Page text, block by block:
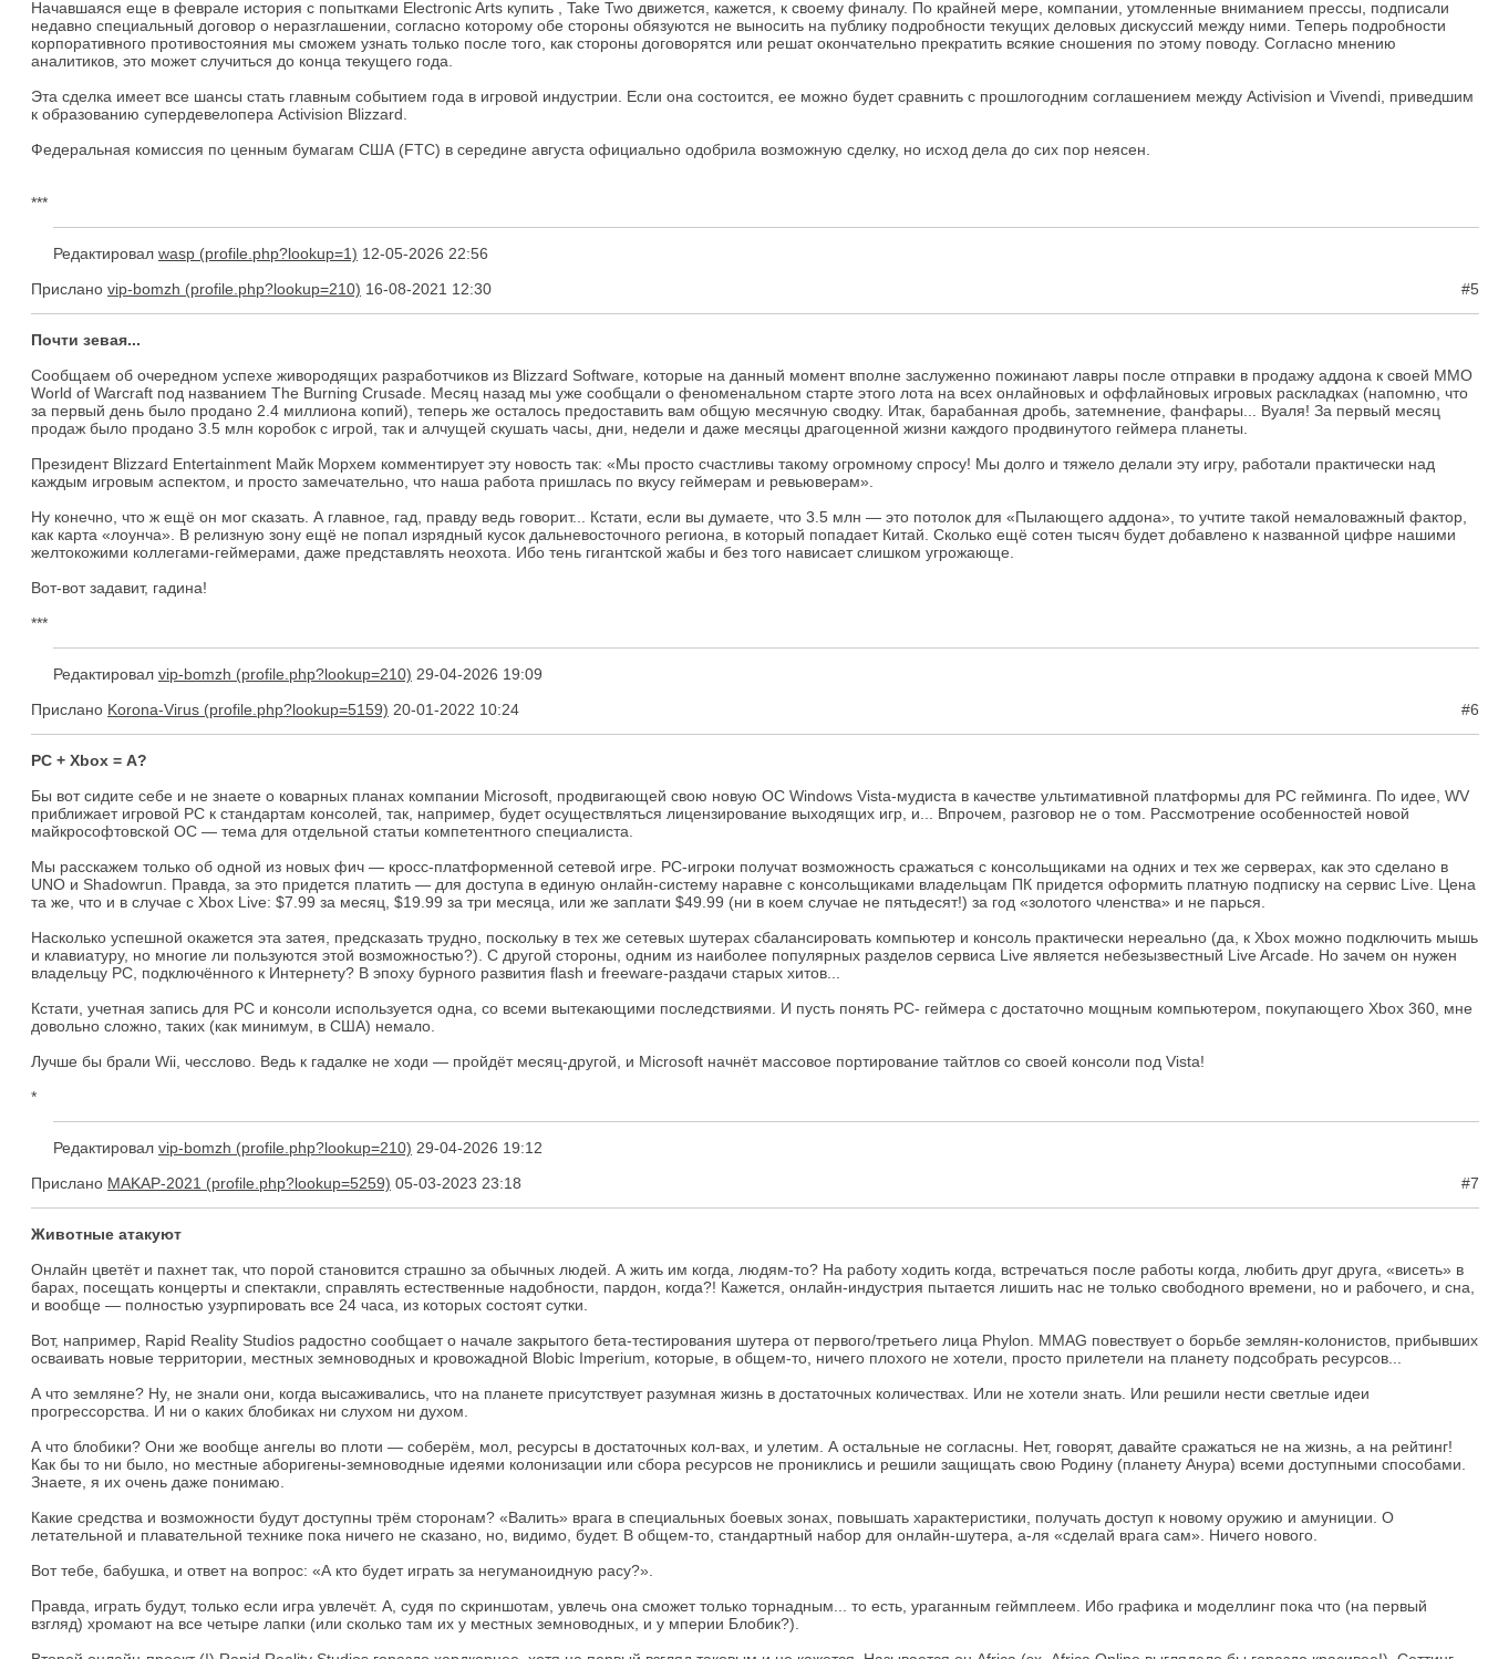
Начавшаяся еще в феврале история с попытками Electronic Arts купить , Take Two движется, кажется, к своему финалу. По крайней мере, компании, утомленные вниманием прессы, подписали
недавно специальный договор о неразглашении, согласно которому обе стороны обязуются не выносить на публику подробности текущих деловых дискуссий между ними. Теперь подробности
корпоративного противостояния мы сможем узнать только после того, как стороны договорятся или решат окончательно прекратить всякие сношения по этому поводу. Согласно мнению
аналитиков, это может случиться до конца текущего года.
Эта сделка имеет все шансы стать главным событием года в игровой индустрии. Если она состоится, ее можно будет сравнить с прошлогодним соглашением между Activision и Vivendi, приведшим
к образованию супердевелопера Activision Blizzard.
Федеральная комиссия по ценным бумагам США (FTC) в середине августа официально одобрила возможную сделку, но исход дела до сих пор неясен.
***
Редактировал wasp
12-05-2026 22:56
Прислано vip-bomzh 16-08-2021 12:30 #5
Почти зевая...
Сообщаем об очередном успехе живородящих разработчиков из Blizzard Software, которые на данный момент вполне заслуженно пожинают лавры после отправки в продажу аддона к своей ММО
World of Warcraft под названием The Burning Crusade. Месяц назад мы уже сообщали о феноменальном старте этого лота на всех онлайновых и оффлайновых игровых раскладках (напомню, что
за первый день было продано 2.4 миллиона копий), теперь же осталось предоставить вам общую месячную сводку. Итак, барабанная дробь, затемнение, фанфары... Вуаля! За первый месяц
продаж было продано 3.5 млн коробок с игрой, так и алчущей скушать часы, дни, недели и даже месяцы драгоценной жизни каждого продвинутого геймера планеты.
Президент Blizzard Entertainment Майк Морхем комментирует эту новость так: «Мы просто счастливы такому огромному спросу! Мы долго и тяжело делали эту игру, работали практически над
каждым игровым аспектом, и просто замечательно, что наша работа пришлась по вкусу геймерам и ревьюверам».
Ну конечно, что ж ещё он мог сказать. А главное, гад, правду ведь говорит... Кстати, если вы думаете, что 3.5 млн — это потолок для «Пылающего аддона», то учтите такой немаловажный фактор,
как карта «лоунча». В релизную зону ещё не попал изрядный кусок дальневосточного региона, в который попадает Китай. Сколько ещё сотен тысяч будет добавлено к названной цифре нашими
желтокожими коллегами-геймерами, даже представлять неохота. Ибо тень гигантской жабы и без того нависает слишком угрожающе.
Вот-вот задавит, гадина!
***
Редактировал vip-bomzh
29-04-2026 19:09
Прислано Korona-Virus 20-01-2022 10:24 #6
PC + Xbox = А?
Бы вот сидите себе и не знаете о коварных планах компании Microsoft, продвигающей свою новую ОС Windows Vista-мудиста в качестве ультимативной платформы для PC гейминга. По идее, WV
приближает игровой PC к стандартам консолей, так, например, будет осуществляться лицензирование выходящих игр, и... Впрочем, разговор не о том. Рассмотрение особенностей новой
майкрософтовской ОС — тема для отдельной статьи компетентного специалиста.
Мы расскажем только об одной из новых фич — кросс-платформенной сетевой игре. PC-игроки получат возможность сражаться с консольщиками на одних и тех же серверах, как это сделано в
UNO и Shadowrun. Правда, за это придется платить — для доступа в единую онлайн-систему наравне с консольщиками владельцам ПК придется оформить платную подписку на сервис Live. Цена
та же, что и в случае с Xbox Live: $7.99 за месяц, $19.99 за три месяца, или же заплати $49.99 (ни в коем случае не пятьдесят!) за год «золотого членства» и не парься.
Насколько успешной окажется эта затея, предсказать трудно, поскольку в тех же сетевых шутерах сбалансировать компьютер и консоль практически нереально (да, к Xbox можно подключить мышь
и клавиатуру, но многие ли пользуются этой возможностью?). С другой стороны, одним из наиболее популярных разделов сервиса Live является небезызвестный Live Arcade. Но зачем он нужен
владельцу PC, подключённого к Интернету? В эпоху бурного развития flash и freeware-раздачи старых хитов...
Кстати, учетная запись для PC и консоли используется одна, со всеми вытекающими последствиями. И пусть понять РС- геймера с достаточно мощным компьютером, покупающего Xbox 360, мне
довольно сложно, таких (как минимум, в США) немало.
Лучше бы брали Wii, чесслово. Ведь к гадалке не ходи — пройдёт месяц-другой, и Microsoft начнёт массовое портирование тайтлов со своей консоли под Vista!
*
Редактировал vip-bomzh
29-04-2026 19:12
Прислано MAKAP-2021 05-03-2023 23:18 #7
Животные атакуют
Онлайн цветёт и пахнет так, что порой становится страшно за обычных людей. А жить им когда, людям-то? На работу ходить когда, встречаться после работы когда, любить друг друга, «висеть» в
барах, посещать концерты и спектакли, справлять естественные надобности, пардон, когда?! Кажется, онлайн-индустрия пытается лишить нас не только свободного времени, но и рабочего, и сна,
и вообще — полностью узурпировать все 24 часа, из которых состоят сутки.
Вот, например, Rapid Reality Studios радостно сообщает о начале закрытого бета-тестирования шутера от первого/третьего лица Phylon. MMAG повествует о борьбе землян-колонистов, прибывших
осваивать новые территории, местных земноводных и кровожадной Blobic Imperium, которые, в общем-то, ничего плохого не хотели, просто прилетели на планету подсобрать ресурсов...
А что земляне? Ну, не знали они, когда высаживались, что на планете присутствует разумная жизнь в достаточных количествах. Или не хотели знать. Или решили нести светлые идеи
прогрессорства. И ни о каких блобиках ни слухом ни духом.
А что блобики? Они же вообще ангелы во плоти — соберём, мол, ресурсы в достаточных кол-вах, и улетим. А остальные не согласны. Нет, говорят, давайте сражаться не на жизнь, а на рейтинг!
Как бы то ни было, но местные аборигены-земноводные идеями колонизации или сбора ресурсов не прониклись и решили защищать свою Родину (планету Анура) всеми доступными способами.
Знаете, я их очень даже понимаю.
Какие средства и возможности будут доступны трём сторонам? «Валить» врага в специальных боевых зонах, повышать характеристики, получать доступ к новому оружию и амуниции. О
летательной и плавательной технике пока ничего не сказано, но, видимо, будет. В общем-то, стандартный набор для онлайн-шутера, а-ля «сделай врага сам». Ничего нового.
Вот тебе, бабушка, и ответ на вопрос: «А кто будет играть за негуманоидную расу?».
Правда, играть будут, только если игра увлечёт. А, судя по скриншотам, увлечь она сможет только торнадным... то есть, ураганным геймплеем. Ибо графика и моделлинг пока что (на первый
взгляд) хромают на все четыре лапки (или сколько там их у местных земноводных, и у мперии Блобик?).